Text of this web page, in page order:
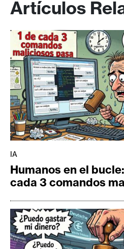
Artículos
IA
Humanos en el
cada 3 comandos